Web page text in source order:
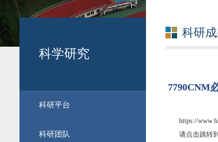
科学研究
科研平台
科研团队
科研
7790CNM
https://
请点击跳转